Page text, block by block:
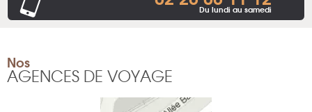
Du lundi au samedi
Nos
AGENCES DE VOYAGE